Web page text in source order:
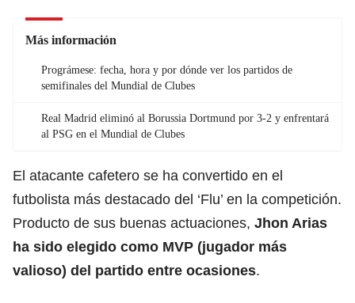
Más información
Prográmese: fecha, hora y por dónde ver los partidos de
semifinales del Mundial de Clubes
Real Madrid eliminó al Borussia Dortmund por 3-2 y enfrentará
al PSG en el Mundial de Clubes
El atacante cafetero se ha convertido en el
futbolista más destacado del ‘Flu’ en la competición.
Producto de sus buenas actuaciones, Jhon Arias
ha sido elegido como MVP (jugador más
valioso) del partido entre ocasiones.